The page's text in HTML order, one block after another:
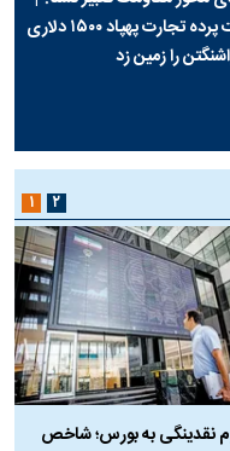
پشت پرده تجارت پهپاد‌ ۱۵۰۰ دلاری
را زمین زد
نقدینگی به بورس؛ شاخص
۱ ۲